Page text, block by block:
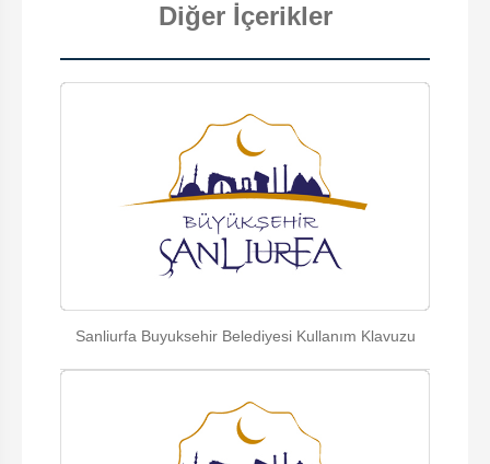
Diğer İçerikler
Sanliurfa Buyuksehir Belediyesi Kullanım Klavuzu